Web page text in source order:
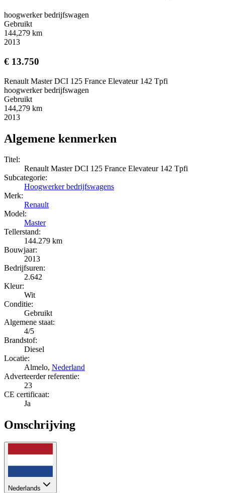
hoogwerker bedrijfswagen
Gebruikt
144,279 km
2013
€ 13.750
Renault Master DCI 125 France Elevateur 142 Tpfi
hoogwerker bedrijfswagen
Gebruikt
144,279 km
2013
Algemene kenmerken
Titel:
Renault Master DCI 125 France Elevateur 142 Tpfi
Subcategorie:
Hoogwerker bedrijfswagens
Merk:
Renault
Model:
Master
Tellerstand:
144.279 km
Bouwjaar:
2013
Bedrijfsuren:
2.642
Kleur:
Wit
Conditie:
Gebruikt
Algemene staat:
4/5
Brandstof:
Diesel
Locatie:
Almelo, Nederland
Adverteerder referentie:
23
CE certificaat:
Ja
Omschrijving
Nederlands